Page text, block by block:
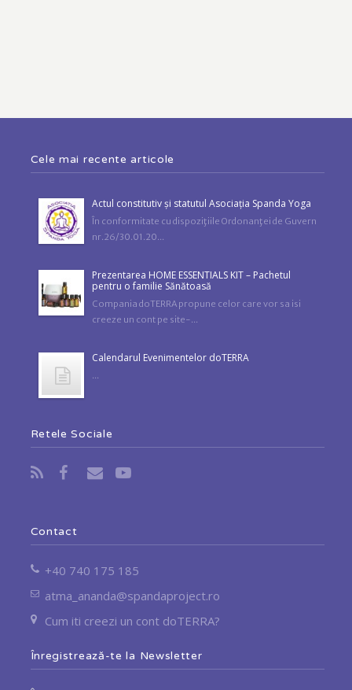
Cele mai recente articole
Actul constitutiv și statutul Asociația Spanda Yoga
În conformitate cu dispoziţiile Ordonanţei de Guvern
nr.26/30.01.20...
Prezentarea HOME ESSENTIALS KIT – Pachetul
pentru o familie Sănătoasă
Compania doTERRA propune celor care vor sa isi
creeze un cont pe site-...
Calendarul Evenimentelor doTERRA
Retele Sociale
Contact
+40 740 175 185
atma_ananda@spandaproject.ro
Cum iti creezi un cont doTERRA?
Înregistrează-te la Newsletter